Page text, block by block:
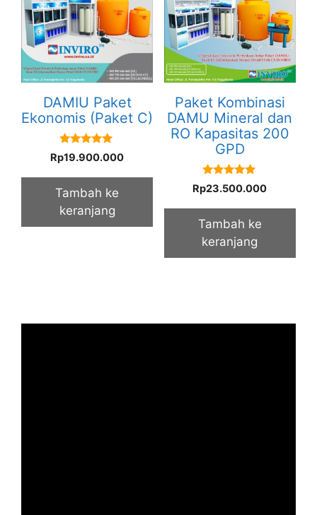
DAMIU Paket
Ekonomis (Paket C)
5.00
out of 5
Rp19.900.000
Tambah ke
keranjang
Paket Kombinasi
DAMU Mineral dan
RO Kapasitas 200
GPD
5.00
out of 5
Rp23.500.000
Tambah ke
keranjang